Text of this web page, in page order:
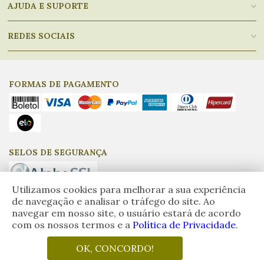
Utilizamos cookies para melhorar a sua experiência
de navegação e analisar o tráfego do site. Ao
navegar em nosso site, o usuário estará de acordo
com os nossos termos e a Política de Privacidade.
OK, CONCORDO!
AJUDA E SUPORTE
REDES SOCIAIS
FORMAS DE PAGAMENTO
SELOS DE SEGURANÇA
Empório do Azeite, CNPJ: 17.917.275/0001-97 - © Todos os direitos
reservados.Eventuais promoções, descontos e prazos de pagamento
utilização total ou parcial sem nossa autorização.